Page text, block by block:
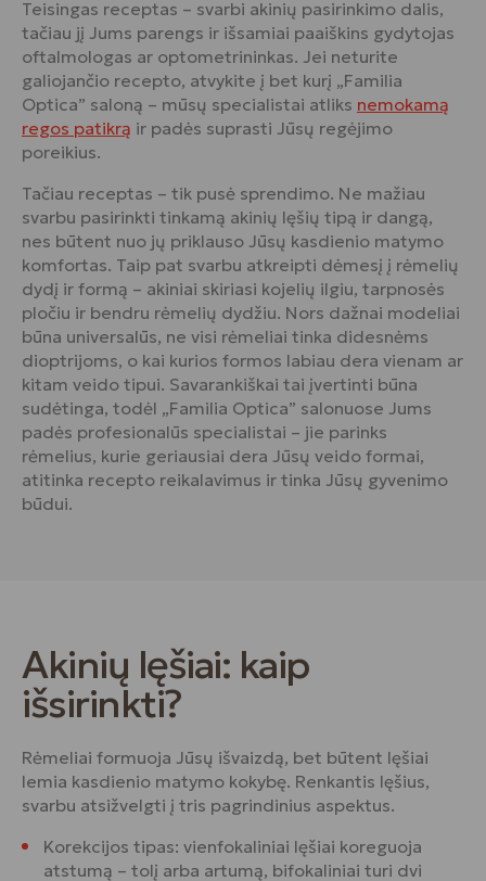
Teisingas receptas – svarbi akinių pasirinkimo dalis,
tačiau jį Jums parengs ir išsamiai paaiškins gydytojas
oftalmologas ar optometrininkas. Jei neturite
galiojančio recepto, atvykite į bet kurį „Familia
Optica” saloną – mūsų specialistai atliks nemokamą
regos patikrą ir padės suprasti Jūsų regėjimo
poreikius.
Tačiau receptas – tik pusė sprendimo. Ne mažiau
svarbu pasirinkti tinkamą akinių lęšių tipą ir dangą,
nes būtent nuo jų priklauso Jūsų kasdienio matymo
komfortas. Taip pat svarbu atkreipti dėmesį į rėmelių
dydį ir formą – akiniai skiriasi kojelių ilgiu, tarpnosės
pločiu ir bendru rėmelių dydžiu. Nors dažnai modeliai
būna universalūs, ne visi rėmeliai tinka didesnėms
dioptrijoms, o kai kurios formos labiau dera vienam ar
kitam veido tipui. Savarankiškai tai įvertinti būna
sudėtinga, todėl „Familia Optica” salonuose Jums
padės profesionalūs specialistai – jie parinks
rėmelius, kurie geriausiai dera Jūsų veido formai,
atitinka recepto reikalavimus ir tinka Jūsų gyvenimo
būdui.
Akinių lęšiai: kaip
išsirinkti?
Rėmeliai formuoja Jūsų išvaizdą, bet būtent lęšiai
lemia kasdienio matymo kokybę. Renkantis lęšius,
svarbu atsižvelgti į tris pagrindinius aspektus.
Korekcijos tipas: vienfokaliniai lęšiai koreguoja
atstumą – tolį arba artumą, bifokaliniai turi dvi